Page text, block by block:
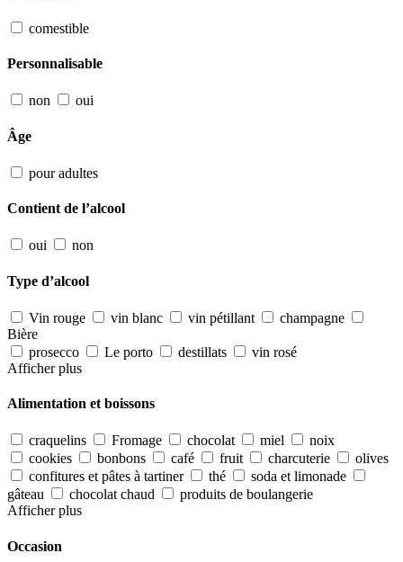
comestible
Personnalisable
non oui
Âge
pour adultes
Contient de l’alcool
oui non
Type d’alcool
Vin rouge vin blanc vin pétillant
champagne
Bière
prosecco
Le porto destillats
vin rosé
Afficher plus
Alimentation et boissons
craquelins Fromage chocolat miel
noix
cookies
bonbons café fruit charcuterie
olives
confitures et pâtes à tartiner
thé
soda et limonade
gâteau
chocolat chaud
produits de boulangerie
Afficher plus
Occasion